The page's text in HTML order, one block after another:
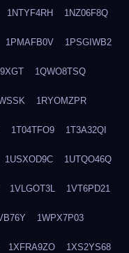
1NTYF4RH 1NZ06F8Q
1PMAFB0V 1PSGIWB2
1QWO8TSQ
1RYOMZPR
1T04TFO9 1T3A32QI
1USXOD9C 1UTQO46Q
1VLGOT3L 1VT6PD21
1WPX7P03
1XFRA9ZO 1XS2YS68